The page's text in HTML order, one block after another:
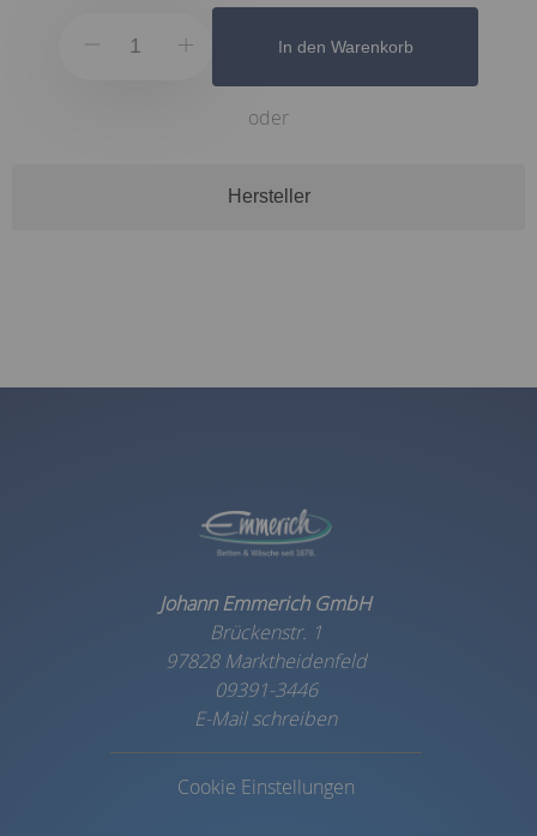
In den Warenkorb
oder
Hersteller
Johann Emmerich GmbH
Brückenstr. 1
97828 Marktheidenfeld
09391-3446
E-Mail schreiben
Cookie Einstellungen